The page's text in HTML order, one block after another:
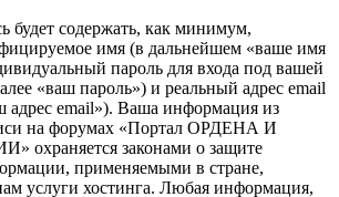
будет содержать, как минимум,
имя (в дальнейшем «ваше имя
пароль для входа под вашей
«ваш пароль») и реальный адрес email
адрес email»). Ваша информация из
на форумах «Портал ОРДЕНА И
законами о защите
применяемыми в стране,
услуги хостинга. Любая информация,